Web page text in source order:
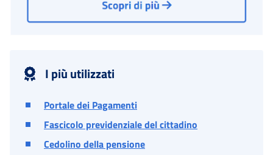
I più utilizzati
Portale dei Pagamenti
Fascicolo previdenziale del cittadino
Cedolino della pensione